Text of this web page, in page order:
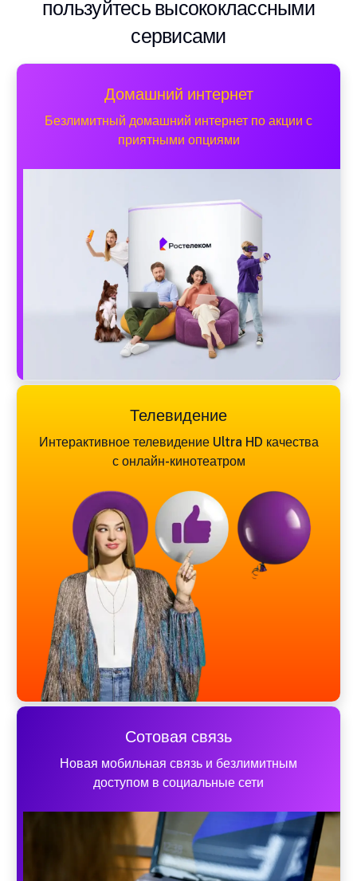
пользуйтесь высококлассными
сервисами
Домашний интернет
Безлимитный домашний интернет по акции с
приятными опциями
Телевидение
Интерактивное телевидение Ultra HD качества
с онлайн-кинотеатром
Сотовая связь
Новая мобильная связь и безлимитным
доступом в социальные сети